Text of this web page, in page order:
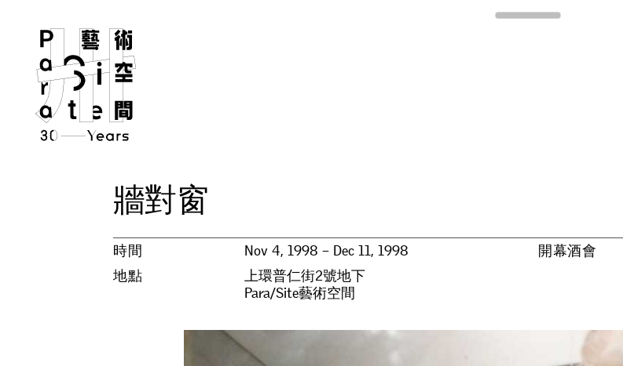
牆對窗
時間
Nov 4, 1998 – Dec 11, 1998
地點
上環普仁街2號地下
Para/Site藝術空間
開幕酒會